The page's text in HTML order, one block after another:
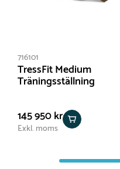
716101
TressFit Medium
Träningsställning
145 950 kr
Exkl. moms